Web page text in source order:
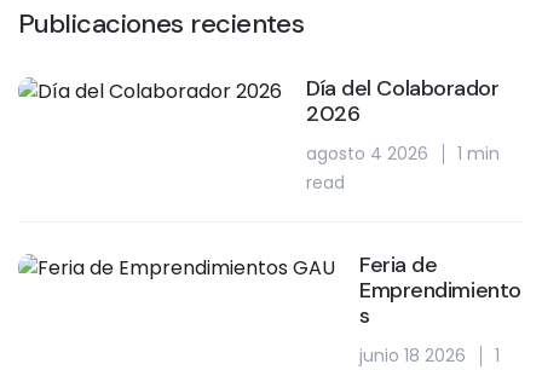
Publicaciones recientes
Día del Colaborador
2026
agosto 4 2026
1 min
read
Feria de
Emprendimiento
s
junio 18 2026 1